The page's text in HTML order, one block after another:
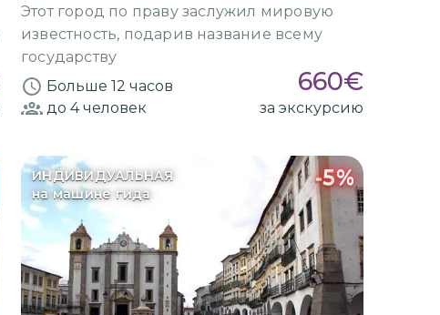
столицу
Этот город по праву заслужил мировую
известность, подарив название всему
государству
Больше 12 часов
660€
до 4человек за экскурсию
ИНДИВИДУАЛЬНАЯ
на машине гида
-5%